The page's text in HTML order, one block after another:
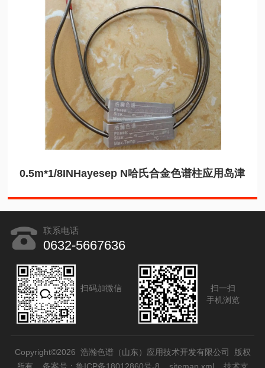
0.5m*1/8INHayesep N哈氏合金色谱柱应用岛津
联系电话
0632-5667636
扫码加微信
扫一扫
手机浏览
Copyright©2026 浩瀚色谱（山东）应用技术开发有限公司 版权